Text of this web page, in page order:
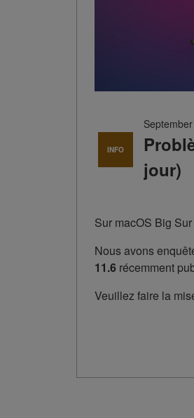
INFO
jour)
Sur macOS Big
Nous avons
11.6 récemment
Veuillez faire la